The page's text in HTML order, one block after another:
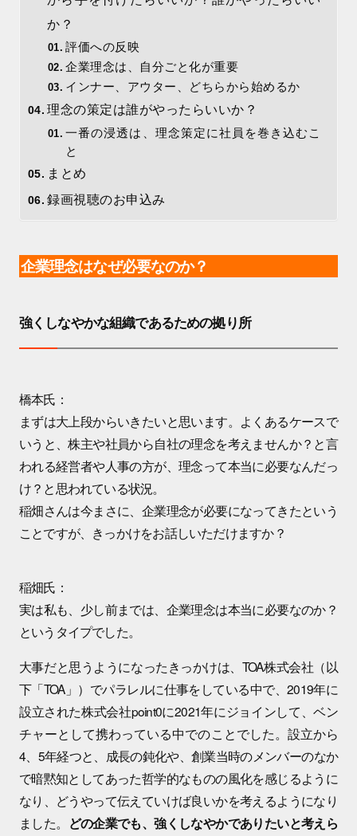
か？
評価への反映
企業理念は、自分ごと化が重要
インナー、アウター、どちらから始めるか
理念の策定は誰がやったらいいか？
一番の浸透は、理念策定に社員を巻き込むこ
と
まとめ
録画視聴のお申込み
企業理念はなぜ必要なのか？
強くしなやかな組織であるための拠り所
橋本氏：
まずは大上段からいきたいと思います。よくあるケースで
いうと、株主や社員から自社の理念を考えませんか？と言
われる経営者や人事の方が、理念って本当に必要なんだっ
け？と思われている状況。
稲畑さんは今まさに、企業理念が必要になってきたという
ことですが、きっかけをお話しいただけますか？
稲畑氏：
実は私も、少し前までは、企業理念は本当に必要なのか？
というタイプでした。
大事だと思うようになったきっかけは、TOA株式会社（以
下「TOA」）でパラレルに仕事をしている中で、2019年に
設立された株式会社point0に2021年にジョインして、ベン
チャーとして携わっている中でのことでした。設立から
4、5年経つと、成長の鈍化や、創業当時のメンバーのなか
で暗黙知としてあった哲学的なものの風化を感じるように
なり、どうやって伝えていけば良いかを考えるようになり
ました。 どの企業でも、強くしなやかでありたいと考えら